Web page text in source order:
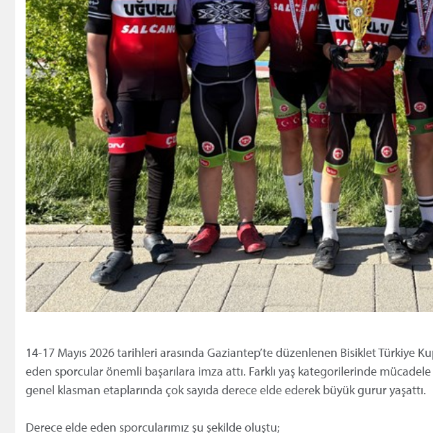
14-17 Mayıs 2026 tarihleri arasında Gaziantep’te düzenlenen Bisiklet Türkiye
eden sporcular önemli başarılara imza attı. Farklı yaş kategorilerinde
genel klasman etaplarında çok sayıda derece elde ederek büyük gurur yaşattı.
Derece elde eden sporcularımız şu şekilde oluştu;